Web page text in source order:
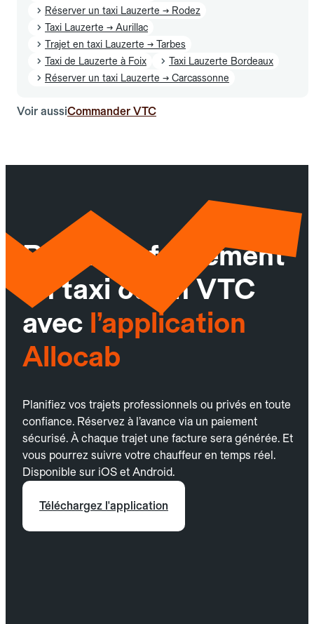
Réserver un taxi Lauzerte → Rodez
Taxi Lauzerte → Aurillac
Trajet en taxi Lauzerte → Tarbes
Taxi de Lauzerte à Foix
Taxi Lauzerte Bordeaux
Réserver un taxi Lauzerte → Carcassonne
Voir aussiCommander VTC
Réservez facilement
un taxi ou un VTC
avec l’application
Allocab
Planifiez vos trajets professionnels ou privés en toute
confiance. Réservez à l’avance via un paiement
sécurisé. À chaque trajet une facture sera générée. Et
vous pourrez suivre votre chauffeur en temps réel.
Disponible sur iOS et Android.
Téléchargez l'application